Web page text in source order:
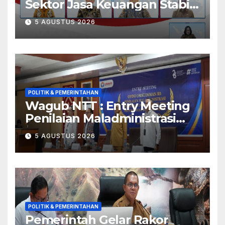
Sektor Jasa Keuangan Stabil
Di Tengah Ketidakpastian
Geopolitik dan Tekanan
Inflasi
5 AGUSTUS 2026
POLITIK & PEMERINTAHAN
Wagub NTT : Entry Meeting
Penilaian Maladministrasi
Penyelenggaraan Pelayanan
Publik Tahun 2026 Jadi
Momentum Perbaikan
Kualitas Layanan
5 AGUSTUS 2026
POLITIK & PEMERINTAHAN
Pemerintah Gelar Rakor